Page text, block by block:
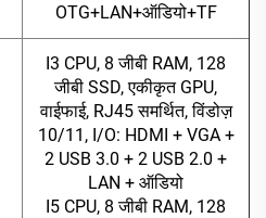
OTG+LAN+ऑडियो+TF
I3 CPU, 8 जीबी RAM, 128
जीबी SSD, एकीकृत GPU,
वाईफाई, RJ45 समर्थित, विंडोज़
10/11, I/O: HDMI + VGA +
2 USB 3.0 + 2 USB 2.0 +
LAN + ऑडियो
I5 CPU, 8 जीबी RAM, 128